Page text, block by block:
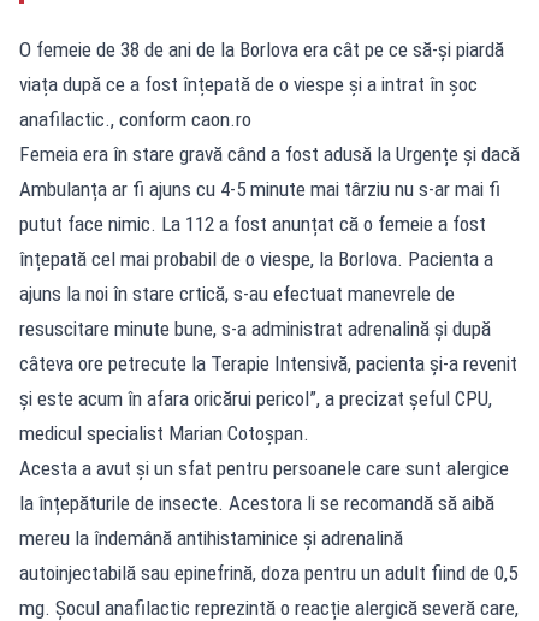
O femeie de 38 de ani de la Borlova era cât pe ce să-și piardă
viața după ce a fost înțepată de o viespe și a intrat în șoc
anafilactic., conform caon.ro
Femeia era în stare gravă când a fost adusă la Urgențe și dacă
Ambulanța ar fi ajuns cu 4-5 minute mai târziu nu s-ar mai fi
putut face nimic. La 112 a fost anunțat că o femeie a fost
înțepată cel mai probabil de o viespe, la Borlova. Pacienta a
ajuns la noi în stare crtică, s-au efectuat manevrele de
resuscitare minute bune, s-a administrat adrenalină și după
câteva ore petrecute la Terapie Intensivă, pacienta și-a revenit
și este acum în afara oricărui pericol”, a precizat șeful CPU,
medicul specialist Marian Cotoșpan.
Acesta a avut și un sfat pentru persoanele care sunt alergice
la înțepăturile de insecte. Acestora li se recomandă să aibă
mereu la îndemână antihistaminice și adrenalină
autoinjectabilă sau epinefrină, doza pentru un adult fiind de 0,5
mg. Șocul anafilactic reprezintă o reacție alergică severă care,